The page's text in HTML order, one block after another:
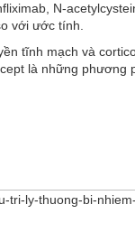
N-
với ước tính.
tĩnh mạch và
là những